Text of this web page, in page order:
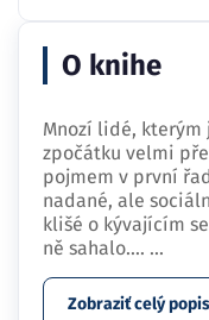
O knihe
Mnozí lidé, kterým
zpočátku velmi
pojmem v první
nadané, ale
klišé o kývajícím
ně sahalo.… ...
Zobraziť celý popis